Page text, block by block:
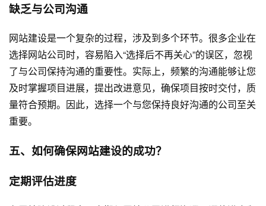
缺乏与公司沟通
网站建设是一个复杂的过程，涉及到多个环节。很多企业在
选择网站公司时，容易陷入“选择后不再关心”的误区，忽视
了与公司保持沟通的重要性。实际上，频繁的沟通能够让您
及时掌握项目进展，提出改进意见，确保项目按时交付，质
量符合预期。因此，选择一个与您保持良好沟通的公司至关
重要。
五、如何确保网站建设的成功？
定期评估进度